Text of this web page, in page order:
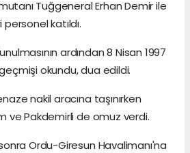
Tuğgeneral Erhan Demir ile
katıldı.
ardından 8 Nisan 1997
okundu, dua edildi.
nakil aracına taşınırken
ve Pakdemirli de omuz verdi.
Ordu-Giresun Havalimanı'na